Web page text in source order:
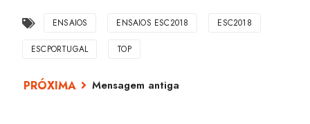
ENSAIOS ENSAIOS ESC2018 ESC2018
ESCPORTUGAL TOP
Mensagem antiga